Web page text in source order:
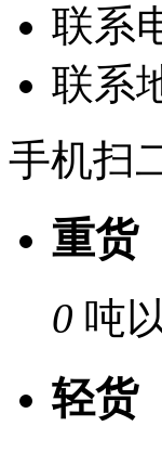
联系
联系
手机扫
重货
0 吨
轻货